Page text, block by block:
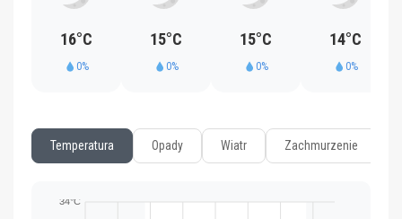
16°C
0%
15°C
0%
15°C
0%
14°C
0%
Temperatura Opady Wiatr Zachmurzenie